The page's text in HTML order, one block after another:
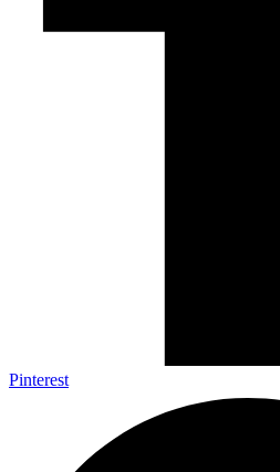
Pinterest